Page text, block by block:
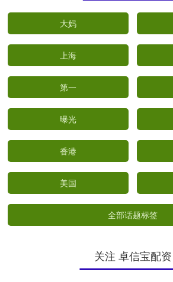
大妈
上海
第一
曝光
香港
美国
全部话题标签
关注 卓信宝配资